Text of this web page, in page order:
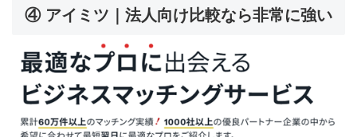
④ アイミツ｜法人向け比較なら非常に強い